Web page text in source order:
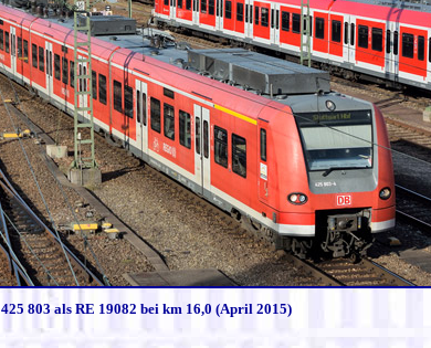
425 803 als RE 19082 bei km 16,0 (April 2015)